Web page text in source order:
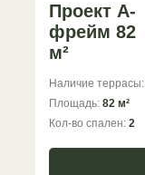
Проект А-
фрейм 82
м²
Наличие террасы:
Площадь: 82 м²
Кол-во спален: 2